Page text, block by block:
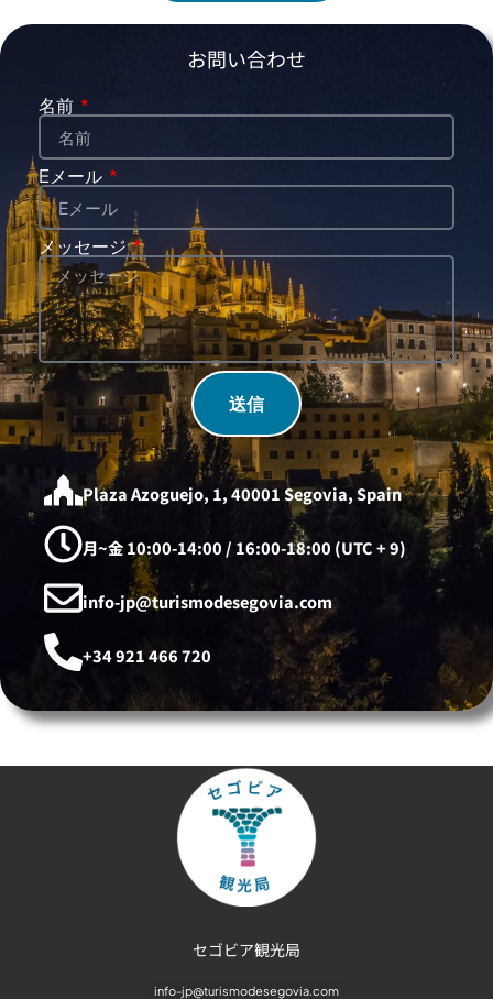
お問い合わせ
名前
Eメール
メッセージ
送信
Plaza Azoguejo, 1, 40001 Segovia, Spain
月~金 10:00-14:00 / 16:00-18:00 (UTC + 9)
info-jp@turismodesegovia.com
+34 921 466 720
セゴビア観光局
info-jp@turismodesegovia.com